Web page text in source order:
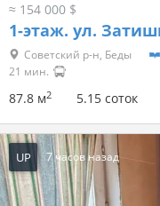
≈ 154 000 $
1-этаж. ул.
Советский р-н, Беды
21 мин.
87.8 м2 5.15 соток
UP 7 часов назад